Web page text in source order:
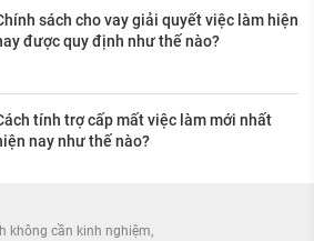
sách cho vay giải quyết việc làm hiện
được quy định như thế nào?
tính trợ cấp mất việc làm mới nhất
nay như thế nào?
không cần kinh nghiệm